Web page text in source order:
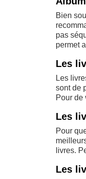
Bien
pas
permet
Les
Les
sont de
Pour de
Les
Pour
livres.
Les